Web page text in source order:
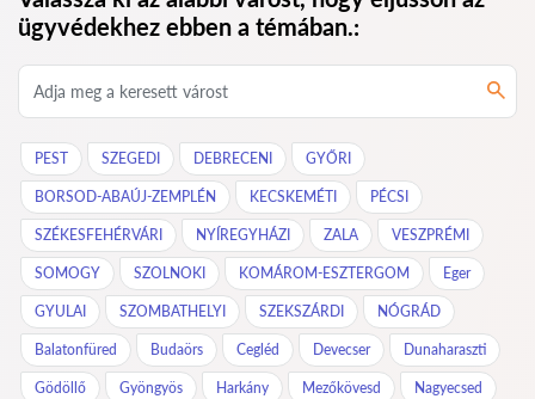
ügyvédekhez ebben a témában.:
PEST SZEGEDI DEBRECENI GYŐRI
BORSOD-ABAÚJ-ZEMPLÉN KECSKEMÉTI PÉCSI
SZÉKESFEHÉRVÁRI NYÍREGYHÁZI ZALA VESZPRÉMI
SOMOGY SZOLNOKI KOMÁROM-ESZTERGOM Eger
GYULAI SZOMBATHELYI SZEKSZÁRDI NÓGRÁD
Balatonfüred Budaörs Cegléd Devecser Dunaharaszti
Gödöllő Gyöngyös Harkány Mezőkövesd Nagyecsed